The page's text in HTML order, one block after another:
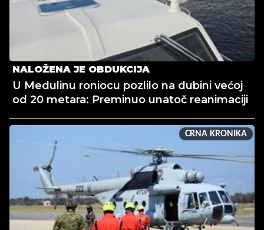
NALOŽENA JE OBDUKCIJA
U Medulinu roniocu pozlilo na dubini većoj
od 20 metara: Preminuo unatoč reanimaciji
CRNA KRONIKA